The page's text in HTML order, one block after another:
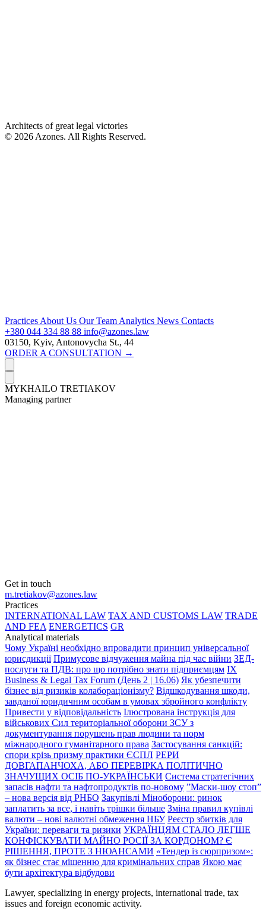
Architects of great legal victories
© 2026 Azones. All Rights Reserved.
Practices About Us Our Team Analytics News Contacts
+380 044 334 88 88 info@azones.law
03150, Kyiv, Antonovycha St., 44
ORDER A CONSULTATION →
MYKHAILO TRETIAKOV
Managing partner
Get in touch
m.tretiakov@azones.law
Practices
INTERNATIONAL LAW TAX AND CUSTOMS LAW TRADE
AND FEA ENERGETICS GR
Analytical materials
Чому Україні необхідно впровадити принцип універсальної
юрисдикції Примусове відчуження майна під час війни ЗЕД-
послуги та ПДВ: про що потрібно знати підприємцям IX
Business & Legal Tax Forum (День 2 | 16.06) Як убезпечити
бізнес від ризиків колабораціонізму? Відшкодування шкоди,
завданої юридичним особам в умовах збройного конфлікту
Привести у відповідальність Ілюстрована інструкція для
військових Сил територіальної оборони ЗСУ з
документування порушень прав людини та норм
міжнародного гуманітарного права Застосування санкцій:
спори крізь призму практики ЄСПЛ PEPИ
ДОВГАПАНЧОХА, АБО ПЕРЕВІРКА ПОЛІТИЧНО
ЗНАЧУЩИХ ОСІБ ПО-УКРАЇНСЬКИ Система стратегічних
запасів нафти та нафтопродуктів по-новому ”Маски-шоу стоп”
– нова версія від РНБО Закупівлі Міноборони: ринок
заплатить за все, і навіть трішки більше Зміна правил купівлі
валюти – нові валютні обмеження НБУ Реєстр збитків для
України: переваги та ризики УКРАЇНЦЯМ СТАЛО ЛЕГШЕ
КОНФІСКУВАТИ МАЙНО РОСІЇ ЗА КОРДОНОМ? Є
РІШЕННЯ, ПРОТЕ З НЮАНСАМИ «Тендер із сюрпризом»:
як бізнес стає мішенню для кримінальних справ Якою має
бути архітектура відбудови
Lawyer, specializing in energy projects, international trade, tax
issues and foreign economic activity.